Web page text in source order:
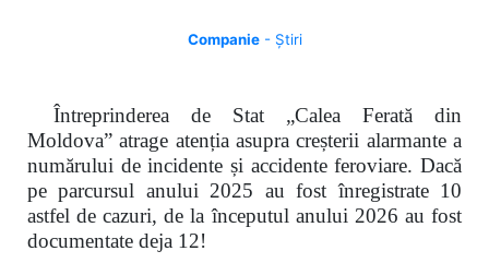
Companie- Știri
Întreprinderea de Stat „Calea Ferată din
Moldova” atrage atenția asupra creșterii alarmante a
numărului de incidente și accidente feroviare. Dacă
pe parcursul anului 2025 au fost înregistrate 10
astfel de cazuri, de la începutul anului 2026 au fost
documentate deja 12!